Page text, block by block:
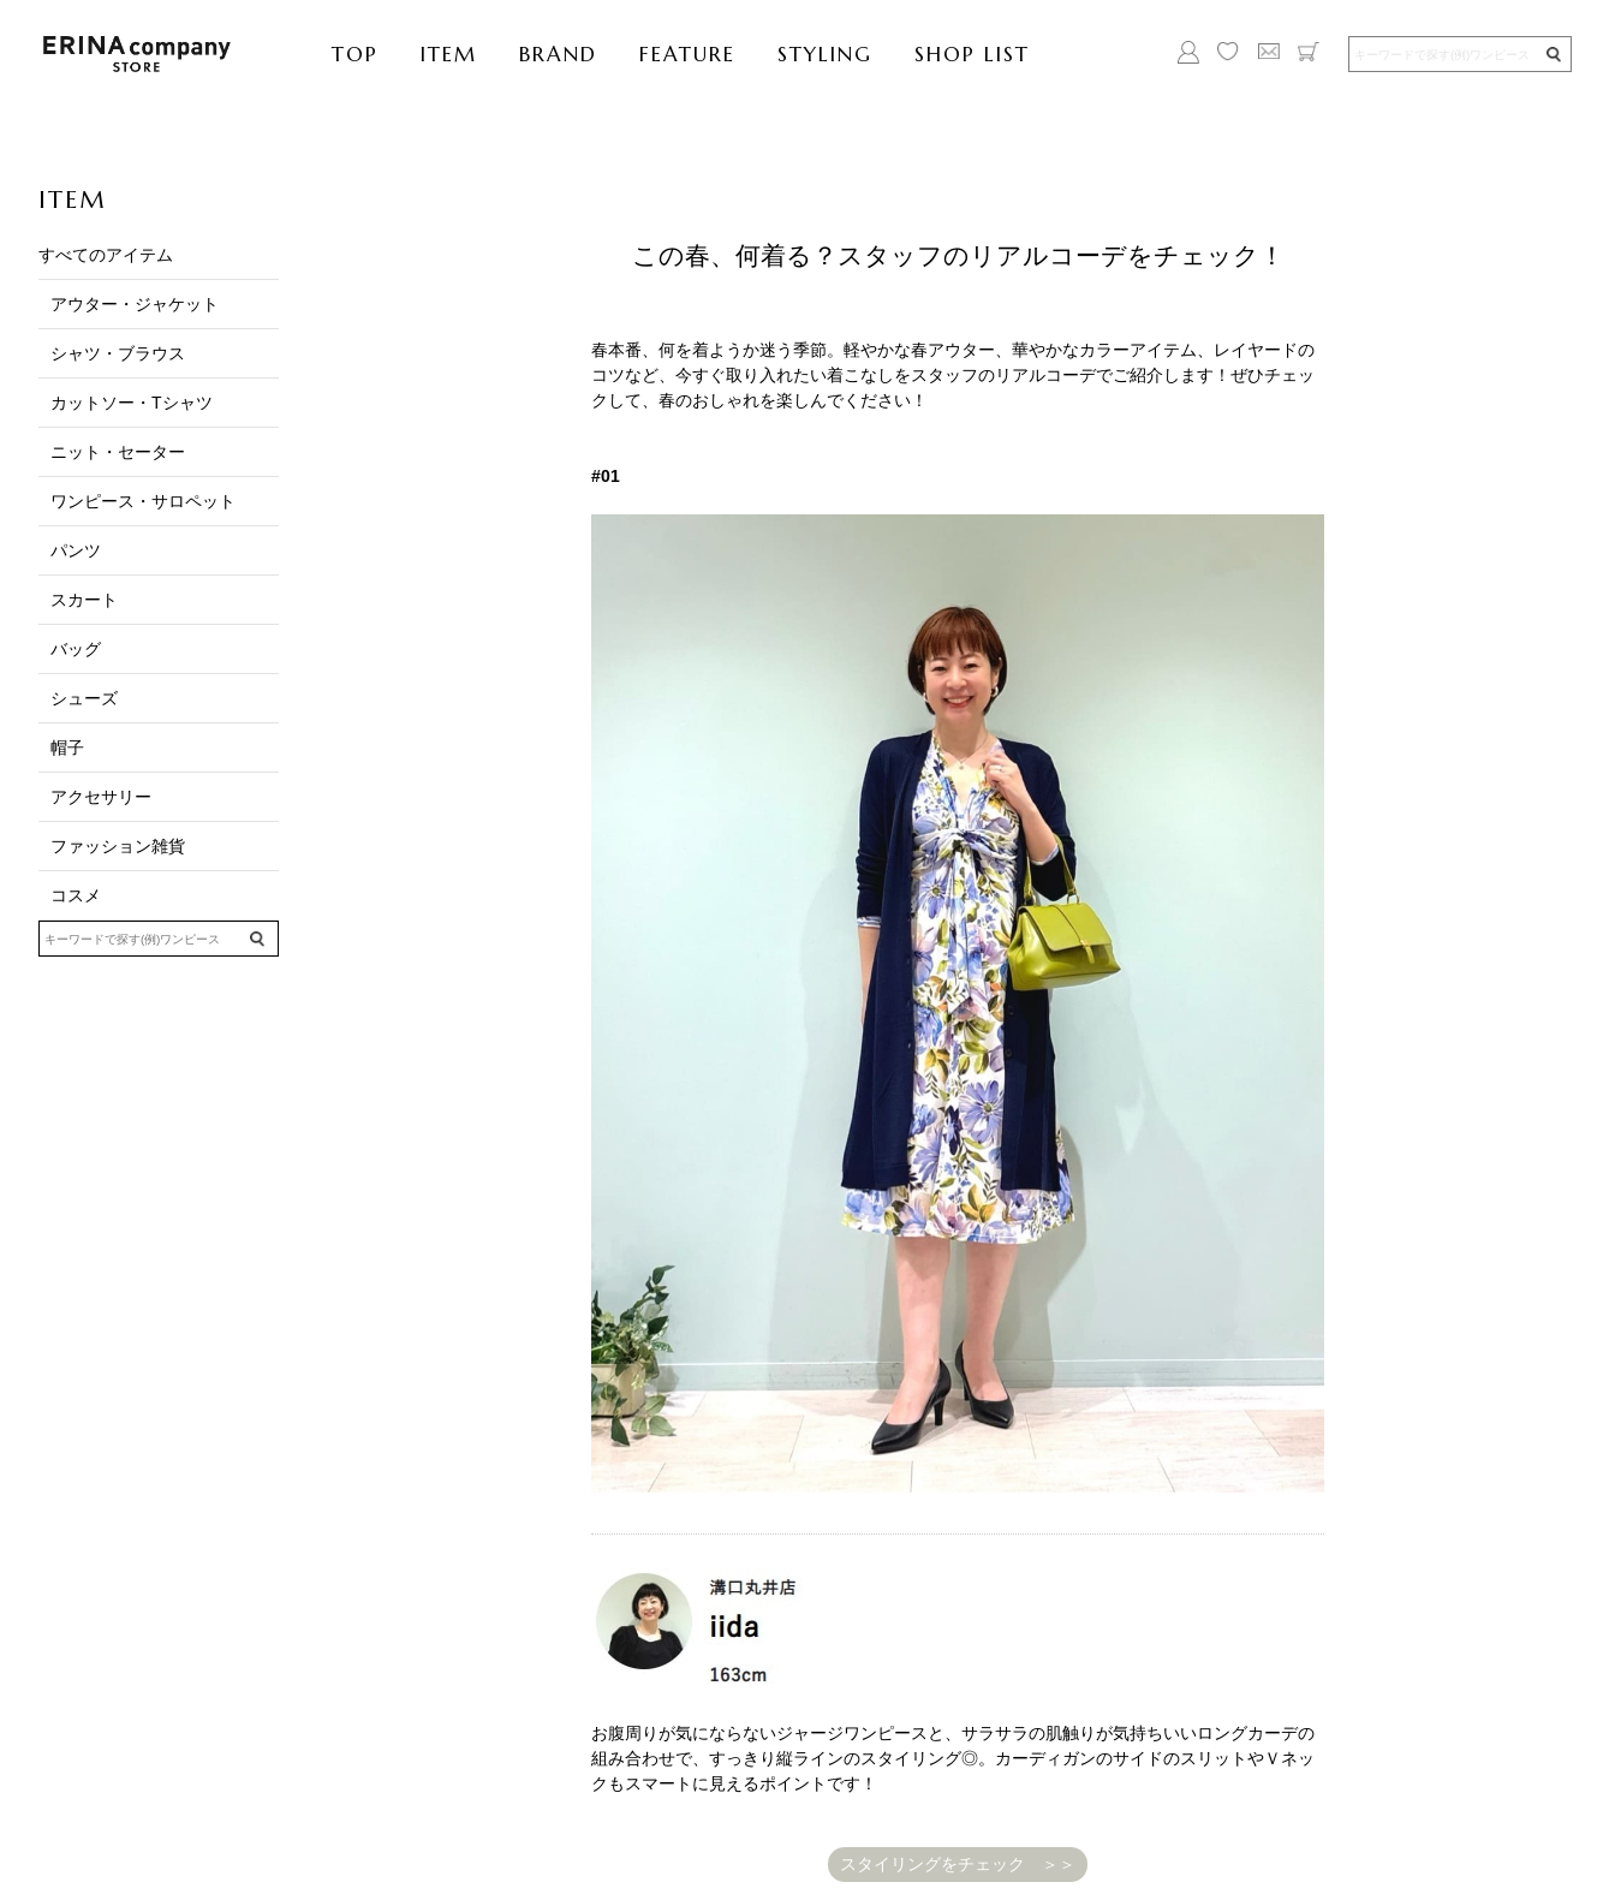
TOP ITEM BRAND FEATURE STYLING SHOP LIST
ITEM
すべてのアイテム
アウター・ジャケット
シャツ・ブラウス
カットソー・Tシャツ
ニット・セーター
ワンピース・サロペット
パンツ
スカート
バッグ
シューズ
帽子
アクセサリー
ファッション雑貨
コスメ
この春、何着る？スタッフのリアルコーデをチェック！
春本番、何を着ようか迷う季節。軽やかな春アウター、華やかなカラーアイテム、レイヤードの
コツなど、今すぐ取り入れたい着こなしをスタッフのリアルコーデでご紹介します！ぜひチェッ
クして、春のおしゃれを楽しんでください！
#01
お腹周りが気にならないジャージワンピースと、サラサラの肌触りが気持ちいいロングカーデの
組み合わせで、すっきり縦ラインのスタイリング◎。カーディガンのサイドのスリットやＶネッ
クもスマートに見えるポイントです！
スタイリングをチェック ＞＞